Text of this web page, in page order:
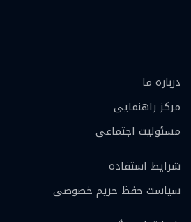
درباره ما
مرکز راهنمایی
مسئولیت اجتماعی
شرایط استفاده
سیاست حفظ حریم خصوصی